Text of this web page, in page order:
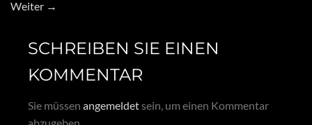
Weiter →
SCHREIBEN SIE EINEN
KOMMENTAR
Sie müssen angemeldetsein, um einen Kommentar